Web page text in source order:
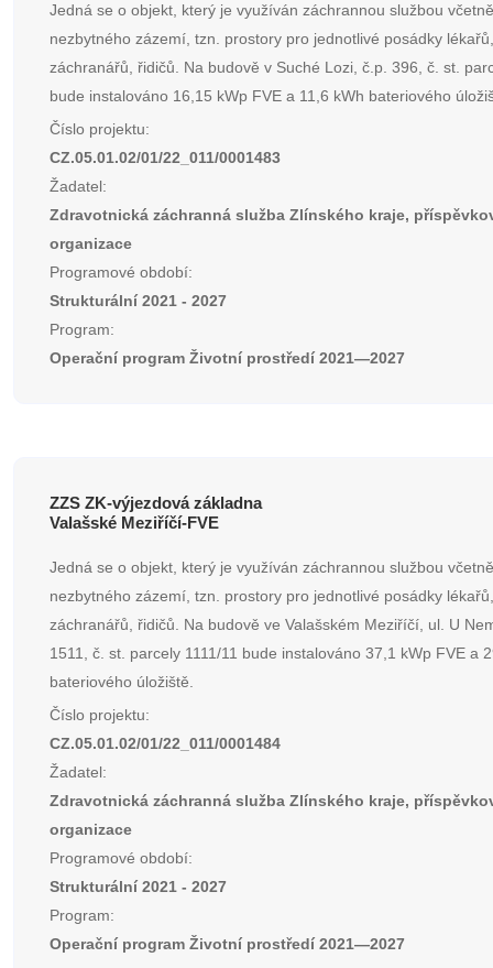
Jedná se o objekt, který je využíván záchrannou službou
nezbytného zázemí, tzn. prostory pro jednotlivé posádky lékařů,
záchranářů, řidičů. Na budově v Suché Lozi, č.p. 396, č. st.
bude instalováno 16,15 kWp FVE a 11,6 kWh bateriového
Číslo projektu:
CZ.05.01.02/01/22_011/0001483
Žadatel:
Zdravotnická záchranná služba Zlínského kraje,
organizace
Programové období:
Strukturální 2021 - 2027
Program:
Operační program Životní prostředí 2021—2027
ZZS ZK-výjezdová základna
Valašské Meziříčí-FVE
Jedná se o objekt, který je využíván záchrannou službou
nezbytného zázemí, tzn. prostory pro jednotlivé posádky lékařů,
záchranářů, řidičů. Na budově ve Valašském Meziříčí, ul. U
1511, č. st. parcely 1111/11 bude instalováno 37,1 kWp FVE a
bateriového úložiště.
Číslo projektu:
CZ.05.01.02/01/22_011/0001484
Žadatel:
Zdravotnická záchranná služba Zlínského kraje,
organizace
Programové období:
Strukturální 2021 - 2027
Program:
Operační program Životní prostředí 2021—2027